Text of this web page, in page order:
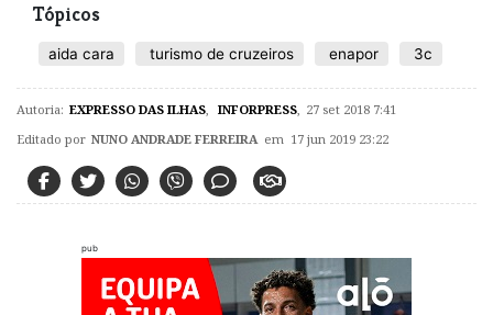
Tópicos
aida cara turismo de cruzeiros enapor 3c
Autoria: EXPRESSO DAS ILHAS INFORPRESS 27 set 2018 7:41
Editado por NUNO ANDRADE FERREIRA em 17 jun 2019 23:22
pub